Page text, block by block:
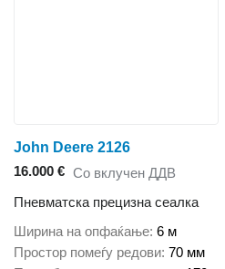
John Deere 2126
16.000 € Со вклучен ДДВ
Пневматска прецизна сеалка
Ширина на опфаќање 6 м
Простор помеѓу редови 70 мм